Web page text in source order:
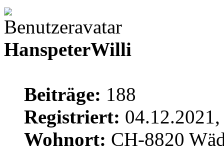
HanspeterWilli
Beiträge: 188
Registriert:
Wohnort: CH-8820